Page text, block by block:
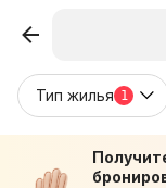
Тип жилья 1